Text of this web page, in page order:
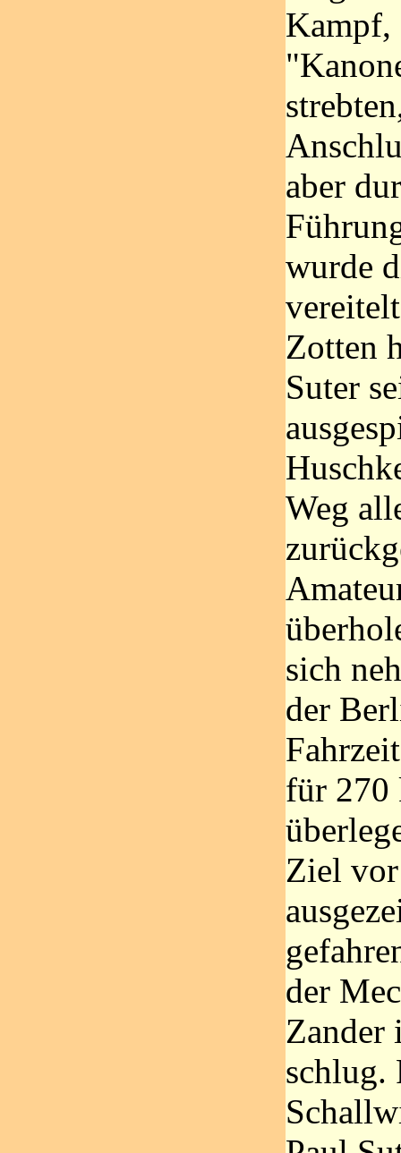
Kampf,
aber
wurde
Zotten
Suter
Weg
sich
der
für 270
Ziel
der
Zander
schlug.